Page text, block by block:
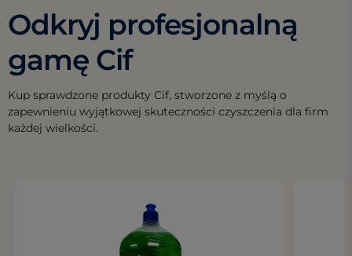
Odkryj profesjonalną
gamę Cif
Kup sprawdzone produkty Cif, stworzone z myślą o
zapewnieniu wyjątkowej skuteczności czyszczenia dla firm
każdej wielkości.